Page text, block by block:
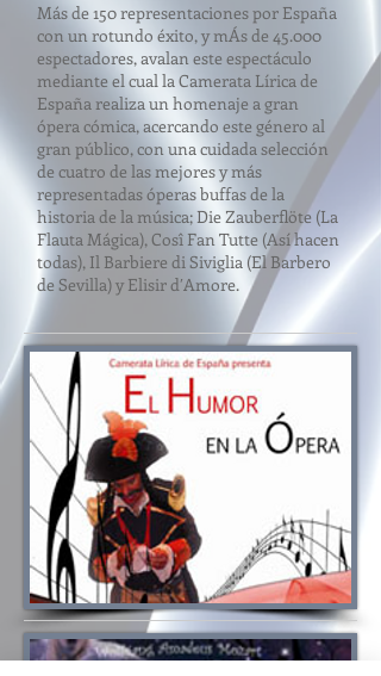
Más de 150 representaciones por España
con un rotundo éxito, y mÁs de 45.000
espectadores, avalan este espectáculo
mediante el cual la Camerata Lírica de
España realiza un homenaje a gran
ópera cómica, acercando este género al
gran público, con una cuidada selección
de cuatro de las mejores y más
representadas óperas buffas de la
historia de la música; Die Zauberflöte (La
Flauta Mágica), Cosî Fan Tutte (Así hacen
todas), Il Barbiere di Siviglia (El Barbero
de Sevilla) y Elisir d′Amore.